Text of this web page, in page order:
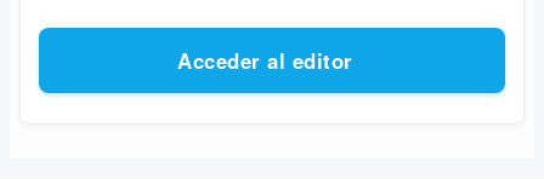
Acceder al editor